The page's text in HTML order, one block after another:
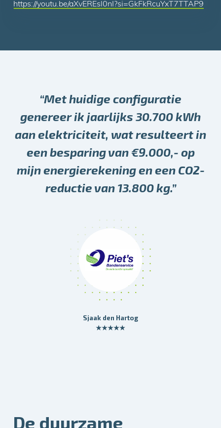
https://youtu.be/aXvEREsl0nI?si=GkFkRcuYxT7TTAP9
“Met huidige configuratie
genereer ik jaarlijks 30.700 kWh
aan elektriciteit, wat resulteert in
een besparing van €9.000,- op
mijn energierekening en een CO2-
reductie van 13.800 kg.”
Sjaak den Hartog
★★★★★
De duurzame